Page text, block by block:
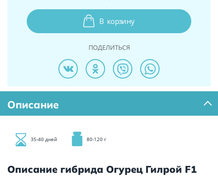
В корзину
ПОДЕЛИТЬСЯ
Описание
35-40 дней 80-120 г
Описание гибрида Огурец Гилрой F1